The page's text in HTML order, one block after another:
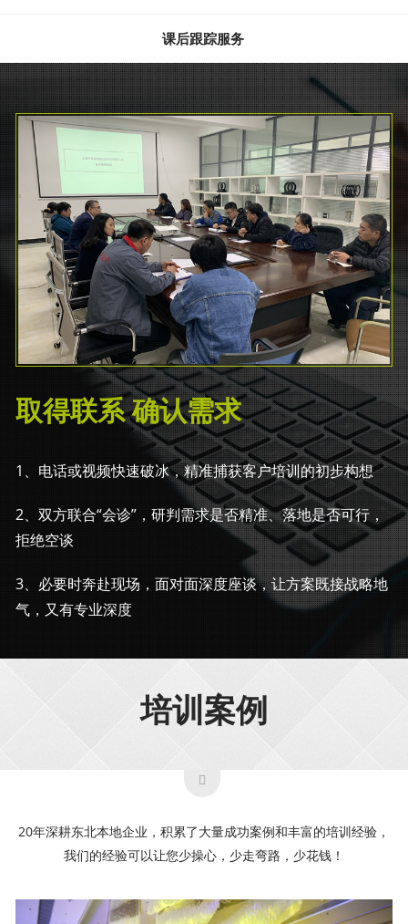
课后跟踪服务
取得联系 确认需求
1、电话或视频快速破冰，精准捕获客户培训的初步构想
2、双方联合“会诊”，研判需求是否精准、落地是否可行，
拒绝空谈
3、必要时奔赴现场，面对面深度座谈，让方案既接战略地
气，又有专业深度
培训案例
20年深耕东北本地企业，积累了大量成功案例和丰富的培训经验，
我们的经验可以让您少操心，少走弯路，少花钱！